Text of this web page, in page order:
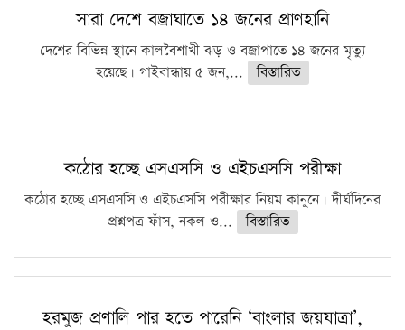
সারা দেশে বজ্রাঘাতে ১৪ জনের প্রাণহানি
দেশের বিভিন্ন স্থানে কালবৈশাখী ঝড় ও বজ্রাপাতে ১৪ জনের মৃত্যু
হয়েছে। গাইবান্ধায় ৫ জন,...
বিস্তারিত
কঠোর হচ্ছে এসএসসি ও এইচএসসি পরীক্ষা
কঠোর হচ্ছে এসএসসি ও এইচএসসি পরীক্ষার নিয়ম কানুনে। দীর্ঘদিনের
প্রশ্নপত্র ফাঁস, নকল ও...
বিস্তারিত
হরমুজ প্রণালি পার হতে পারেনি ‘বাংলার জয়যাত্রা’,